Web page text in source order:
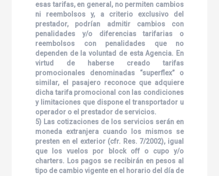
esas tarifas, en general, no permiten cambios
ni reembolsos y, a criterio exclusivo del
prestador, podrían admitir cambios con
penalidades y/o diferencias tarifarias o
reembolsos con penalidades que no
dependen de la voluntad de esta Agencia. En
virtud de haberse creado tarifas
promocionales denominadas “superflex” o
similar, el pasajero reconoce que adquiere
dicha tarifa promocional con las condiciones
y limitaciones que dispone el transportador u
operador o el prestador de servicios.
5) Las cotizaciones de los servicios serán en
moneda extranjera cuando los mismos se
presten en el exterior (cfr. Res. 7/2002), igual
que los vuelos por block off o cupo y/o
charters. Los pagos se recibirán en pesos al
tipo de cambio vigente en el horario del día de